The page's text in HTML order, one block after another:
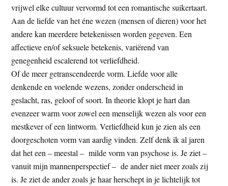
t
e
vrijwel elke cultuur vervormd tot een romantische suikertaart.
Aan de liefde van het éne wezen (mensen of dieren) voor het
andere kan meerdere betekenissen worden gegeven. Een
affectieve en/of seksuele betekenis, variërend van
genegenheid escalerend tot verliefdheid.
Of de meer getranscendeerde vorm. Liefde voor alle
denkende en voelende wezens, zonder onderscheid in
geslacht, ras, geloof of soort. In theorie klopt je hart dan
evenzeer warm voor zowel een menselijk wezen als voor een
mestkever of een lintworm. Verliefdheid kun je zien als een
doorgeschoten vorm van aardig vinden. Zelf denk ik al jaren
dat het een – meestal – milde vorm van psychose is. Je ziet –
vanuit mijn mannenperspectief – de ander niet meer zoals zij
is. Je ziet de ander zoals je haar herschept in je lichtelijk tot